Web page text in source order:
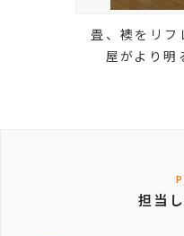
畳、襖をリフ
屋がより明
担当